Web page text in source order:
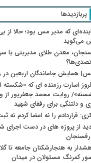
پربازدیدها
که مدیر مس بود؛ حالا از
می‌گوید
معدن طلای مدیریتی یا
همایش جاماندگان اربعین در
اسارت رزمنده ای که «شکسته
و دلتنگی برای رفقای شهید
قراردادم را نه امضا کردم نه
از پروژه های در دست
به هنجارشکنان جامعه تا
کمرنگ مسئولان در میدان